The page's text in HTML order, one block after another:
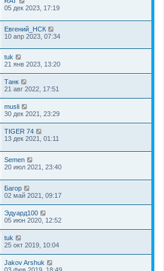
05 дек 2023, 17:19
Евгений_НСК
10 апр 2023, 07:34
tuk
21 янв 2023, 13:20
Танк
21 авг 2022, 17:51
musli
30 дек 2021, 23:29
TIGER 74
13 дек 2021, 01:11
Semen
20 июл 2021, 23:40
Багор
02 май 2021, 09:17
Эдуард100
05 июн 2020, 12:52
tuk
25 окт 2019, 10:04
Jakov Arshuk